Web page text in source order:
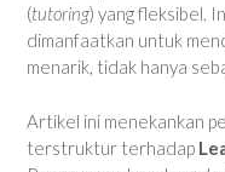
(tutoring) yang fleksibel.
dimanfaatkan untuk
menarik, tidak hanya
Artikel ini menekankan
terstruktur terhadap